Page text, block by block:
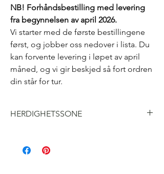
NB! Forhåndsbestilling med levering
fra begynnelsen av april 2026.
Vi starter med de første bestillingene
først, og jobber oss nedover i lista. Du
kan forvente levering i løpet av april
måned, og vi gir beskjed så fort ordren
din står for tur.
HERDIGHETSSONE